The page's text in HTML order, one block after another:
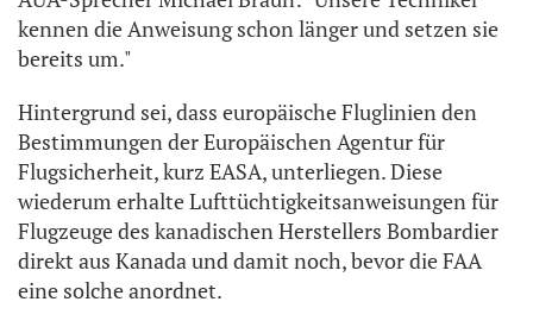
kennen die Anweisung schon länger und setzen sie
bereits um."
Hintergrund sei, dass europäische Fluglinien den
Bestimmungen der Europäischen Agentur für
Flugsicherheit, kurz EASA, unterliegen. Diese
wiederum erhalte Lufttüchtigkeitsanweisungen für
Flugzeuge des kanadischen Herstellers Bombardier
direkt aus Kanada und damit noch, bevor die FAA
eine solche anordnet.